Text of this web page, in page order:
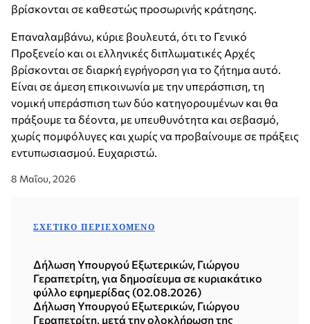
βρίσκονται σε καθεστώς προσωρινής κράτησης.
Επαναλαμβάνω, κύριε βουλευτά, ότι το Γενικό
Προξενείο και οι ελληνικές διπλωματικές Αρχές
βρίσκονται σε διαρκή εγρήγορση για το ζήτημα αυτό.
Είναι σε άμεση επικοινωνία με την υπεράσπιση, τη
νομική υπεράσπιση των δύο κατηγορουμένων και θα
πράξουμε τα δέοντα, με υπευθυνότητα και σεβασμό,
χωρίς πομφόλυγες και χωρίς να προβαίνουμε σε πράξεις
εντυπωσιασμού. Ευχαριστώ.
8 Μαΐου, 2026
ΣΧΕΤΙΚΌ ΠΕΡΙΕΧΌΜΕΝΟ
Δήλωση Υπουργού Εξωτερικών, Γιώργου
Γεραπετρίτη, για δημοσίευμα σε κυριακάτικο
φύλλο εφημερίδας (02.08.2026)
Δήλωση Υπουργού Εξωτερικών, Γιώργου
Γεραπετρίτη, μετά την ολοκλήρωση της